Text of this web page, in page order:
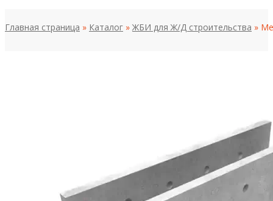
Главная страница » Каталог » ЖБИ для Ж/Д строительства »